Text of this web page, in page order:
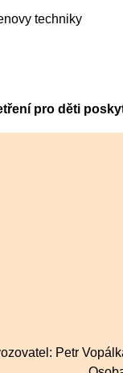
techniky
pro děti
Petr